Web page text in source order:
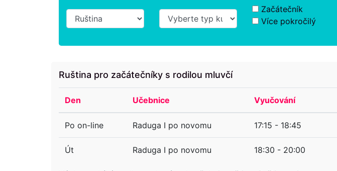
Začátečník
Více pokročilý
Ruština pro začátečníky s rodilou mluvčí
Den Učebnice Vyučování
Po on-line Raduga I po novomu 17:15 - 18:45
Út Raduga I po novomu 18:30 - 20:00